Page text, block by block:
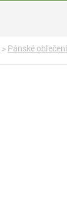
> Pánské